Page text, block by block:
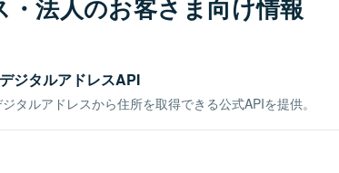
・法人のお客さま向け情報
ジタルアドレスAPI
タルアドレスから住所を取得できる公式APIを提供。